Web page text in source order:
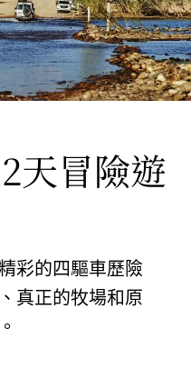
天冒險遊
彩的四驅車歷險
真正的牧場和原